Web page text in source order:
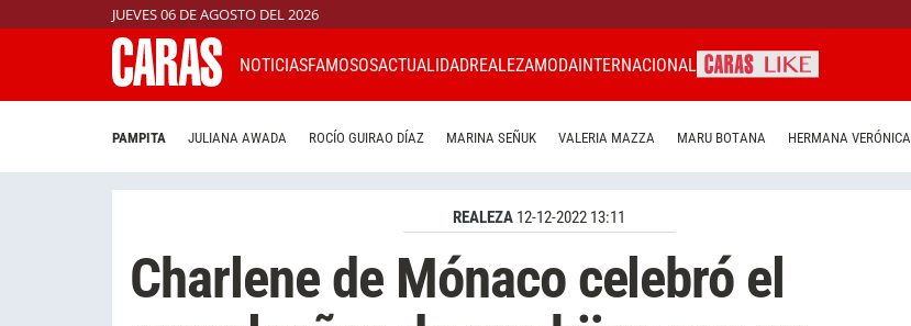
JUEVES 06 DE AGOSTO DEL 2026
NOTICIASFAMOSOSACTUALIDADREALEZAMODAINTERNACIONAL
PAMPITA JULIANA AWADA ROCÍO GUIRAO DÍAZ MARINA SEÑUK VALERIA MAZZA MARU BOTANA HERMANA VERÓNICA
REALEZA 12-12-2022 13:11
Charlene de Mónaco celebró el